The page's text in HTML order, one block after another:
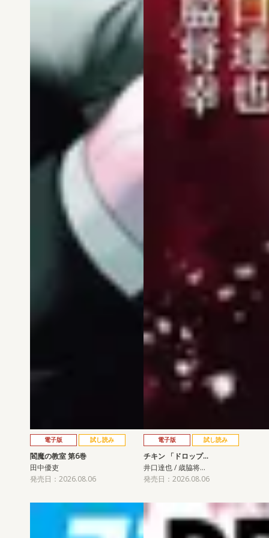
電子版 試し読み
閻魔の教室 第6巻
田中優吏
発売日：2026.08.06
電子版 試し読み
チキン 「ドロップ…
井口達也 / 歳脇将…
発売日：2026.08.06